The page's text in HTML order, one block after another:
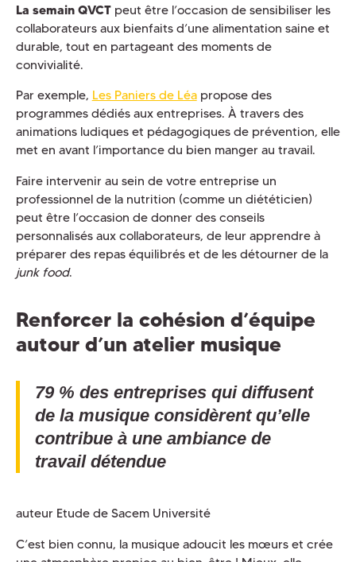
La semain QVCTpeut être l’occasion de sensibiliser les
collaborateurs aux bienfaits d’une alimentation saine et
durable, tout en partageant des moments de
convivialité.
Par exemple, Les Paniers de Léapropose des
programmes dédiés aux entreprises. À travers des
animations ludiques et pédagogiques de prévention, elle
met en avant l’importance du bien manger au travail.
Faire intervenir au sein de votre entreprise un
professionnel de la nutrition (comme un diététicien)
peut être l’occasion de donner des conseils
personnalisés aux collaborateurs, de leur apprendre à
préparer des repas équilibrés et de les détourner de la
junk food.
Renforcer la cohésion d’équipe
autour d’un atelier musique
79 % des entreprises qui diffusent
de la musique considèrent qu’elle
contribue à une ambiance de
travail détendue
auteur Etude de Sacem Université
C’est bien connu, la musique adoucit les mœurs et crée